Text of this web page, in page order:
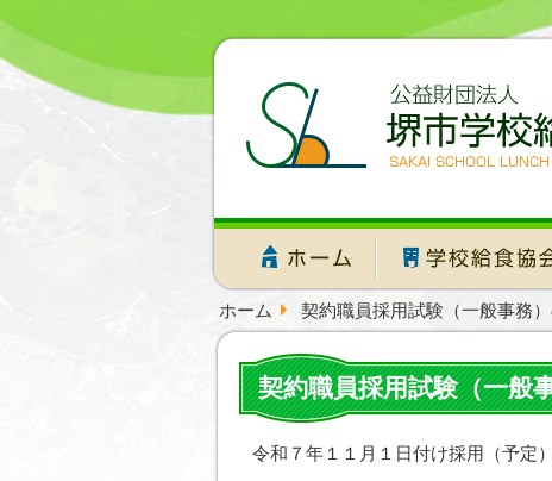
ホーム 契約職員採用試験（一般事務
契約職員採用試験（一般
令和７年１１月１日付け採用（予定